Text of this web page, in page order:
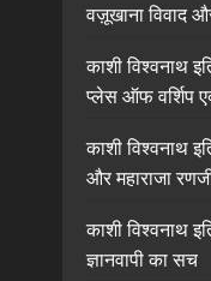
वज़ूखाना विवाद
काशी विश्वनाथ
प्लेस ऑफ वर्शिप
काशी विश्वनाथ
और महाराजा
काशी विश्वनाथ
ज्ञानवापी का सच